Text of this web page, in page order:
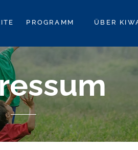
PROGRAMM ÜBER